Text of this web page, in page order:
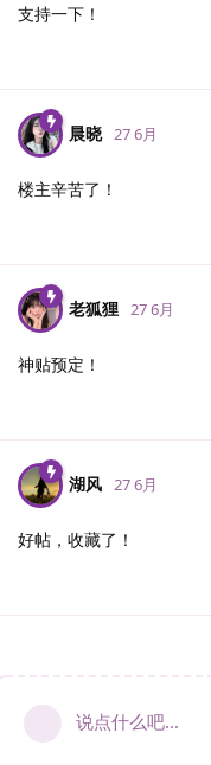
支持一下！
晨晓 27 6月
楼主辛苦了！
老狐狸 27 6月
神贴预定！
湖风 27 6月
好帖，收藏了！
说点什么吧...